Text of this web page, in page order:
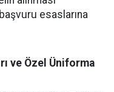
esaslarına
ve Özel Üniforma